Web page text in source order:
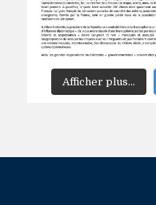
Afficher plus...